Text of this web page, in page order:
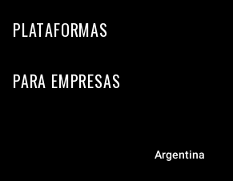
PLATAFORMAS
PARA EMPRESAS
Argentina